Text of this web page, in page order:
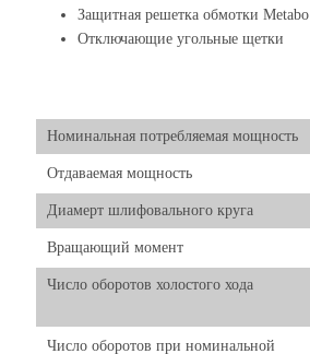
Защитная решетка обмотки Metabo
Отключающие угольные щетки
Номинальная потребляемая мощность
Отдаваемая мощность
Диамерт шлифовального круга
Вращающий момент
Число оборотов холостого хода
Число оборотов при номинальной